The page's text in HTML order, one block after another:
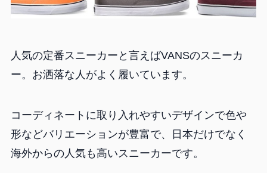
人気の定番スニーカーと言えばVANSのスニーカ
ー。お洒落な人がよく履いています。
コーディネートに取り入れやすいデザインで色や
形などバリエーションが豊富で、日本だけでなく
海外からの人気も高いスニーカーです。